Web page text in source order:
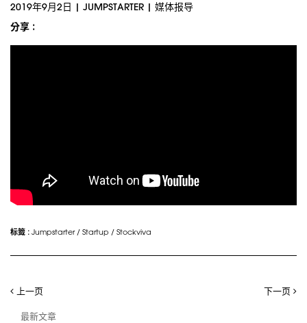
2019年9月2日 | JUMPSTARTER | 媒体报导
分享 :
标籤 : Jumpstarter/ Startup / Stockviva
上一页 下一页
最新文章